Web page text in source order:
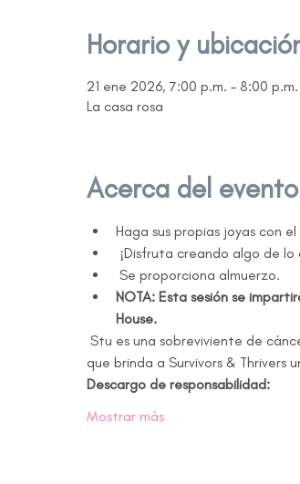
Horario y
21 ene 2026, 7:00 p.m. – 8:00 p.m.
La casa rosa
Acerca del evento
Haga sus propias joyas con
¡Disfruta creando algo de
Se proporciona almuerzo.
NOTA: Esta sesión se
House.
que brinda a Survivors & Thrivers
Descargo de responsabilidad:
Mostrar más